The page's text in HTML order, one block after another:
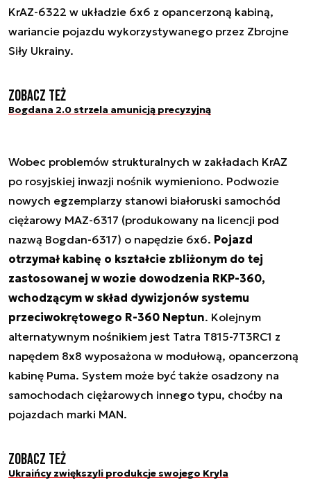
KrAZ-6322 w układzie 6x6 z opancerzoną kabiną,
wariancie pojazdu wykorzystywanego przez Zbrojne
Siły Ukrainy.
Zobacz też
Bogdana 2.0 strzela amunicją precyzyjną
Wobec problemów strukturalnych w zakładach KrAZ
po rosyjskiej inwazji nośnik wymieniono. Podwozie
nowych egzemplarzy stanowi białoruski samochód
ciężarowy MAZ-6317 (produkowany na licencji pod
nazwą Bogdan-6317) o napędzie 6x6. Pojazd
otrzymał kabinę o kształcie zbliżonym do tej
zastosowanej w wozie dowodzenia RKP-360,
wchodzącym w skład dywizjonów systemu
przeciwokrętowego R-360 Neptun. Kolejnym
alternatywnym nośnikiem jest Tatra T815-7T3RC1 z
napędem 8x8 wyposażona w modułową, opancerzoną
kabinę Puma. System może być także osadzony na
samochodach ciężarowych innego typu, choćby na
pojazdach marki MAN.
Zobacz też
Ukraińcy zwiększyli produkcje swojego Kryla